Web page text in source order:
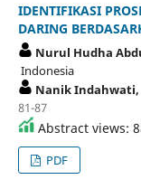
IDENTIFIKASI
DARING
Nurul Hudha
Indonesia
Nanik Indahwati,
81-87
Abstract views:
PDF